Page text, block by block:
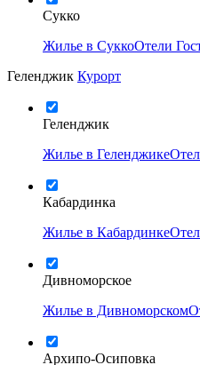
Сукко
Жилье в СуккоОтели
Геленджик Курорт
Геленджик
Жилье в Геленджике
Кабардинка
Жилье в Кабардинке
Дивноморское
Жилье в Дивноморском
Архипо-Осиповка